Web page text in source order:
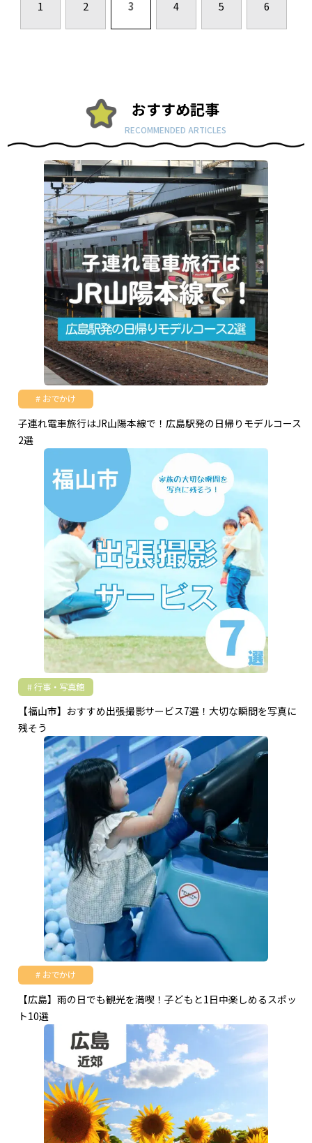
1 2 3 4 5 6
おすすめ記事
RECOMMENDED ARTICLES
おでかけ
子連れ電車旅行はJR山陽本線で！広島駅発の日帰りモデルコース
2選
行事・写真館
【福山市】おすすめ出張撮影サービス7選！大切な瞬間を写真に
残そう
おでかけ
【広島】雨の日でも観光を満喫！子どもと1日中楽しめるスポッ
ト10選